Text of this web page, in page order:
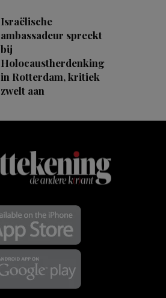
Israëlische
ambassadeur spreekt
bij
Holocaustherdenking
in Rotterdam, kritiek
zwelt aan